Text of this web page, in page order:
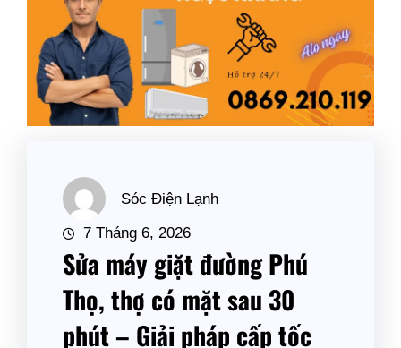
Sóc Điện Lạnh
7 Tháng 6, 2026
Sửa máy giặt đường Phú
Thọ, thợ có mặt sau 30
phút – Giải pháp cấp tốc